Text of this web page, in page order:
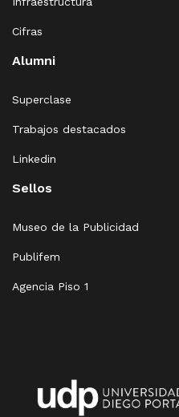
Cifras
Alumni
Superclase
Trabajos destacados
Linkedin
Sellos
Museo de la Publicidad
Publifem
Agencia Piso 1